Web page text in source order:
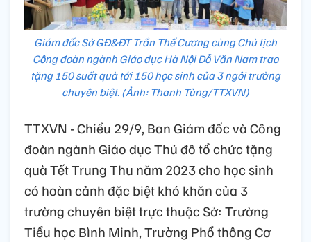
Giám đốc Sở GĐ&ĐT Trần Thế Cương cùng Chủ tịch
Công đoàn ngành Giáo dục Hà Nội Đỗ Văn Nam trao
tặng 150 suất quà tới 150 học sinh của 3 ngôi trường
chuyên biệt. (Ảnh: Thanh Tùng/TTXVN)
TTXVN - Chiều 29/9, Ban Giám đốc và Công
đoàn ngành Giáo dục Thủ đô tổ chức tặng
quà Tết Trung Thu năm 2023 cho học sinh
có hoàn cảnh đặc biệt khó khăn của 3
trường chuyên biệt trực thuộc Sở: Trường
Tiểu học Bình Minh, Trường Phổ thông Cơ